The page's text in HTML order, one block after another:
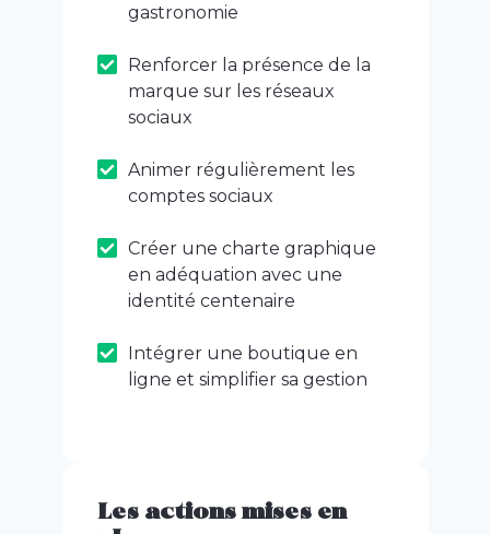
gastronomie
Renforcer la présence de la
marque sur les réseaux
sociaux
Animer régulièrement les
comptes sociaux
Créer une charte graphique
en adéquation avec une
identité centenaire
Intégrer une boutique en
ligne et simplifier sa gestion
Les actions mises en